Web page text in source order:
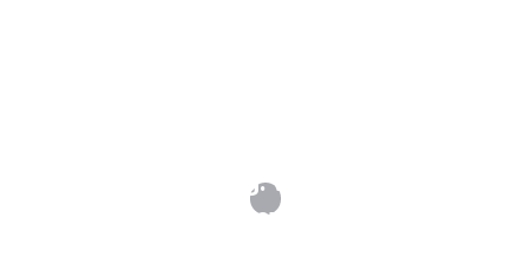
Merkinschrijving: van aanvraag tot
ingeschreven merk